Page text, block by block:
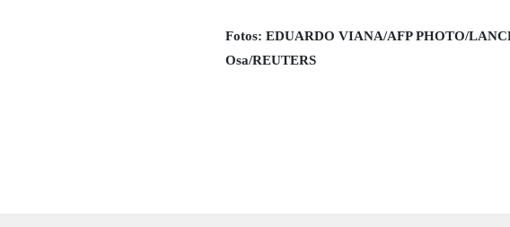
Fotos: EDUARDO VIANA/AFP PHOTO/
Osa/REUTERS